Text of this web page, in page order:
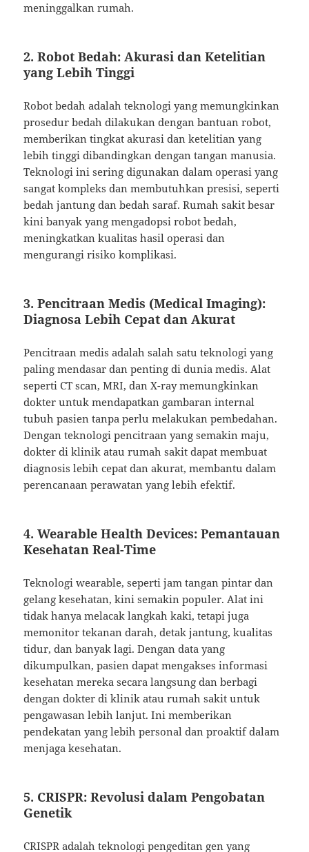
meninggalkan rumah.
2.Robot Bedah: Akurasi dan Ketelitian
yang Lebih Tinggi
Robot bedah adalah teknologi yang memungkinkan
prosedur bedah dilakukan dengan bantuan robot,
memberikan tingkat akurasi dan ketelitian yang
lebih tinggi dibandingkan dengan tangan manusia.
Teknologi ini sering digunakan dalam operasi yang
sangat kompleks dan membutuhkan presisi, seperti
bedah jantung dan bedah saraf. Rumah sakit besar
kini banyak yang mengadopsi robot bedah,
meningkatkan kualitas hasil operasi dan
mengurangi risiko komplikasi.
3.Pencitraan Medis (Medical Imaging):
Diagnosa Lebih Cepat dan Akurat
Pencitraan medis adalah salah satu teknologi yang
paling mendasar dan penting di dunia medis. Alat
seperti CT scan, MRI, dan X-ray memungkinkan
dokter untuk mendapatkan gambaran internal
tubuh pasien tanpa perlu melakukan pembedahan.
Dengan teknologi pencitraan yang semakin maju,
dokter di klinik atau rumah sakit dapat membuat
diagnosis lebih cepat dan akurat, membantu dalam
perencanaan perawatan yang lebih efektif.
4.Wearable Health Devices: Pemantauan
Kesehatan Real-Time
Teknologi wearable, seperti jam tangan pintar dan
gelang kesehatan, kini semakin populer. Alat ini
tidak hanya melacak langkah kaki, tetapi juga
memonitor tekanan darah, detak jantung, kualitas
tidur, dan banyak lagi. Dengan data yang
dikumpulkan, pasien dapat mengakses informasi
kesehatan mereka secara langsung dan berbagi
dengan dokter di klinik atau rumah sakit untuk
pengawasan lebih lanjut. Ini memberikan
pendekatan yang lebih personal dan proaktif dalam
menjaga kesehatan.
5. CRISPR: Revolusi dalam Pengobatan
Genetik
CRISPR adalah teknologi pengeditan gen yang